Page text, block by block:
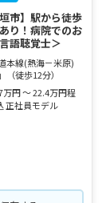
市】駅から徒歩
り！病院でのお
語聴覚士＞
本線(熱海－米原)
（徒歩12分）
円 ～ 22.4万円程
社員モデル